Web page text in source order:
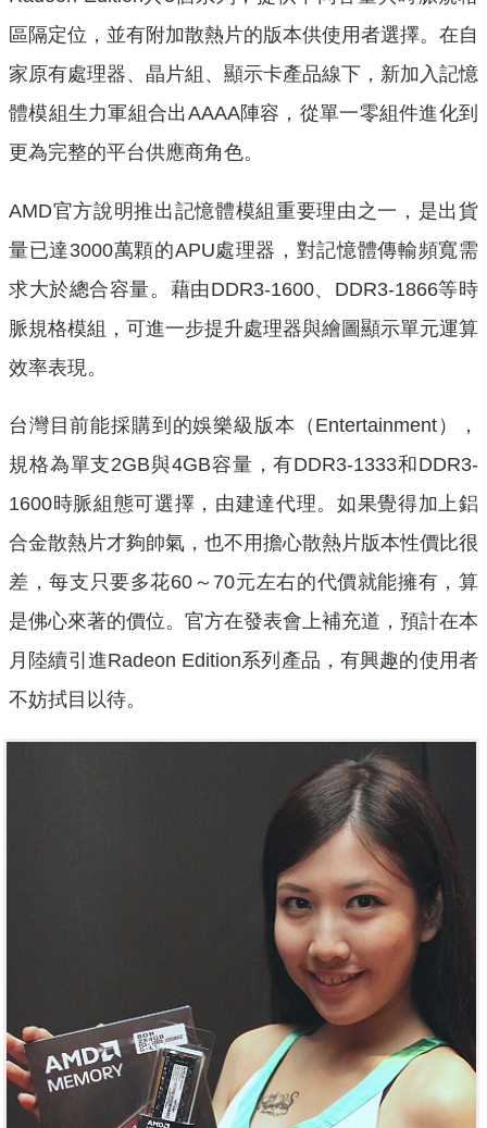
區隔定位，並有附加散熱片的版本供使用者選擇。在自
家原有處理器、晶片組、顯示卡產品線下，新加入記憶
體模組生力軍組合出AAAA陣容，從單一零組件進化到
更為完整的平台供應商角色。
AMD官方說明推出記憶體模組重要理由之一，是出貨
量已達3000萬顆的APU處理器，對記憶體傳輸頻寬需
求大於總合容量。藉由DDR3-1600、DDR3-1866等時
脈規格模組，可進一步提升處理器與繪圖顯示單元運算
效率表現。
台灣目前能採購到的娛樂級版本（Entertainment），
規格為單支2GB與4GB容量，有DDR3-1333和DDR3-
1600時脈組態可選擇，由建達代理。如果覺得加上鋁
合金散熱片才夠帥氣，也不用擔心散熱片版本性價比很
差，每支只要多花60～70元左右的代價就能擁有，算
是佛心來著的價位。官方在發表會上補充道，預計在本
月陸續引進Radeon Edition系列產品，有興趣的使用者
不妨拭目以待。